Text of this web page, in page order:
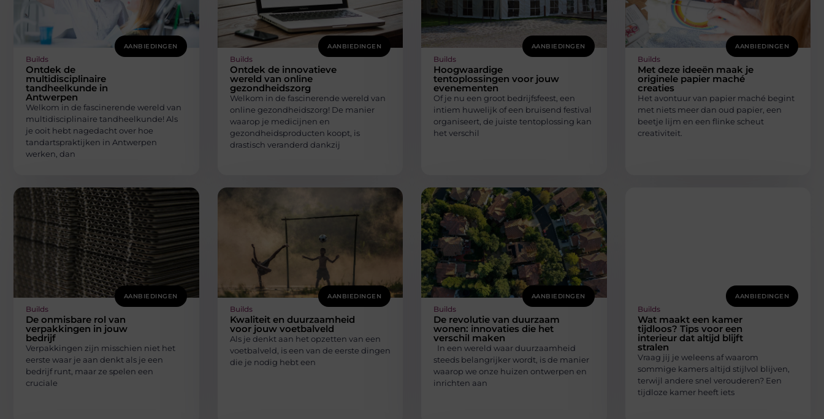
AANBIEDINGEN
Builds
Ontdek de
multidisciplinaire
tandheelkunde in
Antwerpen
Welkom in de fascinerende wereld van
multidisciplinaire tandheelkunde! Als
je ooit hebt nagedacht over hoe
tandartspraktijken in Antwerpen
werken, dan
AANBIEDINGEN
Builds
Ontdek de innovatieve
wereld van online
gezondheidszorg
Welkom in de fascinerende wereld van
online gezondheidszorg! De manier
waarop je medicijnen en
gezondheidsproducten koopt, is
drastisch veranderd dankzij
AANBIEDINGEN
Builds
Hoogwaardige
tentoplossingen voor jouw
evenementen
Of je nu een groot bedrijfsfeest, een
intiem huwelijk of een bruisend festival
organiseert, de juiste tentoplossing kan
het verschil
AANBIEDINGEN
Builds
Met deze ideeën maak je
originele papier maché
creaties
Het avontuur van papier maché begint
met niets meer dan oud papier, een
beetje lijm en een flinke scheut
creativiteit.
AANBIEDINGEN
Builds
De onmisbare rol van
verpakkingen in jouw
bedrijf
Verpakkingen zijn misschien niet het
eerste waar je aan denkt als je een
bedrijf runt, maar ze spelen een
cruciale
AANBIEDINGEN
Builds
Kwaliteit en duurzaamheid
voor jouw voetbalveld
Als je denkt aan het opzetten van een
voetbalveld, is een van de eerste dingen
die je nodig hebt een
AANBIEDINGEN
Builds
De revolutie van duurzaam
wonen: innovaties die het
verschil maken
In een wereld waar duurzaamheid
steeds belangrijker wordt, is de manier
waarop we onze huizen ontwerpen en
inrichten aan
AANBIEDINGEN
Builds
Wat maakt een kamer
tijdloos? Tips voor een
interieur dat altijd blijft
stralen
Vraag jij je weleens af waarom
sommige kamers altijd stijlvol blijven,
terwijl andere snel verouderen? Een
tijdloze kamer heeft iets